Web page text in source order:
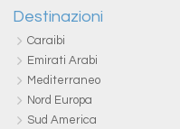
Destinazioni
Caraibi
Emirati Arabi
Mediterraneo
Nord Europa
Sud America